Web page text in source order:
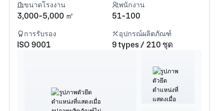
ขนาดโรงงาน
3,000-5,000 ㎡
พนักงาน
51-100
การรับรอง
ISO 9001
อุปกรณ์ผลิตภัณฑ์
9 types / 210 ชุด